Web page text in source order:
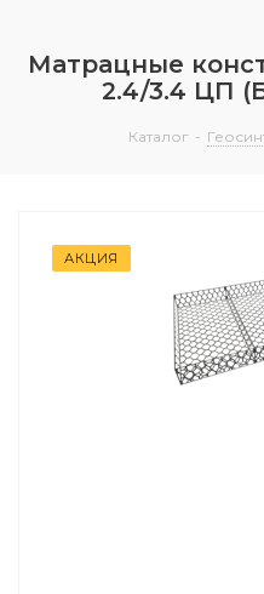
Матрацные
2.4/3.4 ЦП
Каталог -
АКЦИЯ